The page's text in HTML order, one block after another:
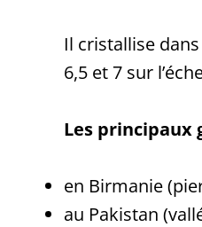
Il cristallise
6,5 et 7 sur
Les principaux
en Birmanie
au Pakistan